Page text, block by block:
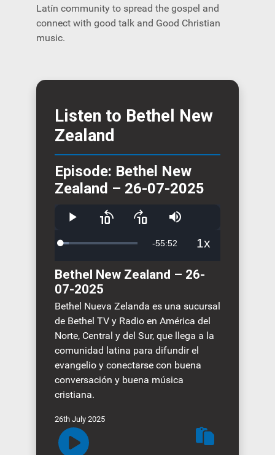
Latín community to spread the gospel and
connect with good talk and Good Christian
music.
Listen to Bethel New
Zealand
Episode: Bethel New
Zealand – 26-07-2025
Play
Skip
seconds
Skip
seconds
Mute
Loaded:
Remaining
Time
-55:52 1xPlayback
Bethel New Zealand – 26-
07-2025
Bethel Nueva Zelanda es una sucursal
de Bethel TV y Radio en América del
Norte, Central y del Sur, que llega a la
comunidad latina para difundir el
evangelio y conectarse con buena
conversación y buena música
cristiana.
26th July 2025